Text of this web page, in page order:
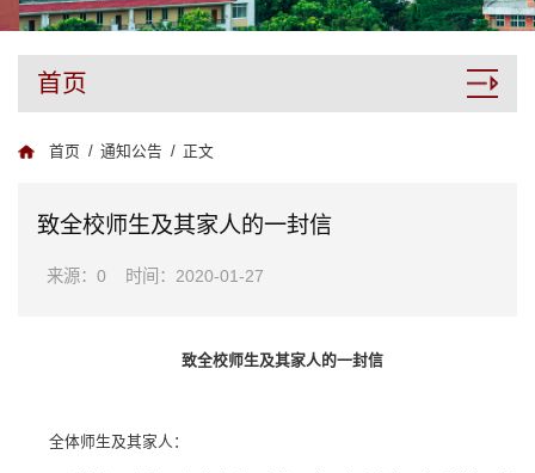
首页
首页 / 通知公告 / 正文
致全校师生及其家人的一封信
来源：0 时间：2020-01-27
致全校师生及其家人的一封信
全体师生及其家人：